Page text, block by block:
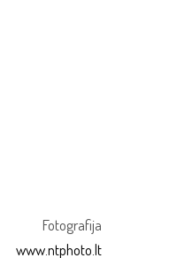
Fotografija
www.ntphoto.lt